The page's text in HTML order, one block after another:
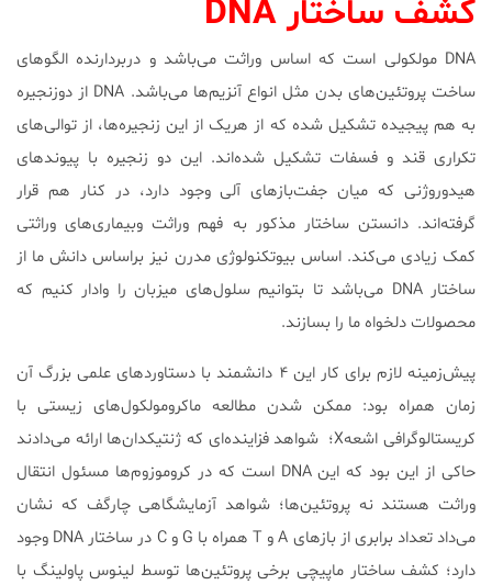
کشف ساختار DNA
DNA مولکولی است که اساس وراثت می‌باشد و دربردارنده الگوهای
ساخت پروتئین‌های بدن مثل انواع آنزیم‌ها می‌باشد. DNA از دوزنجیره
به هم پیجیده تشکیل شده که از هریک از این زنجیره‌ها، از توالی‌های
تکراری قند و فسفات تشکیل شده‌اند. این دو زنجیره با پیوندهای
هیدوروژنی که میان جفت‌بازهای آلی وجود دارد، در کنار هم قرار
گرفته‌اند. دانستن ساختار مذکور به فهم وراثت وبیماری‌های وراثتی
کمک زیادی می‌کند. اساس بیوتکنولوژی مدرن نیز براساس دانش ما از
ساختار DNA می‌باشد تا بتوانیم سلول‌های میزبان را وادار کنیم که
محصولات دلخواه ما را بسازند.
پیش‌زمینه لازم برای کار این ۴ دانشمند با دستاوردهای علمی بزرگ آن
زمان همراه بود: ممکن شدن مطالعه ماکرومولکول‌های زیستی با
کریستالوگرافی اشعهX؛ شواهد فزاینده‌ای که ژنتیکدان‌ها ارائه می‌دادند
حاکی از این بود که این DNA است که در کروموزوم‌ها مسئول انتقال
وراثت هستند نه پروتئین‌ها؛ شواهد آزمایشگاهی چارگف که نشان
می‌داد تعداد برابری از بازهای A و T همراه با G و C در ساختار DNA وجود
دارد؛ کشف ساختار ماپیچی برخی پروتئین‌ها توسط لینوس پاولینگ با